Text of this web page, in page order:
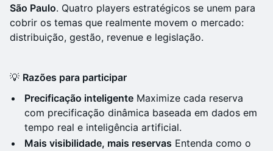
São Paulo. Quatro players estratégicos se unem para
cobrir os temas que realmente movem o mercado:
distribuição, gestão, revenue e legislação.
💡 Razões para participar
Precificação inteligente Maximize cada reserva
com precificação dinâmica baseada em dados em
tempo real e inteligência artificial.
Mais visibilidade, mais reservas Entenda como o